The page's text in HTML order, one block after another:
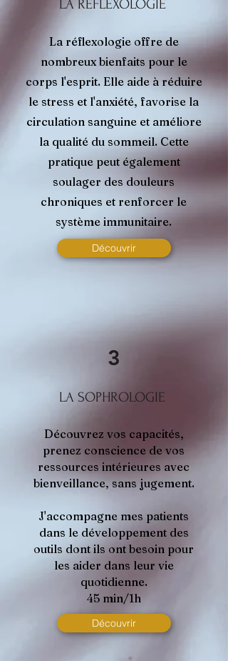
LA RÉFLEXOLOGIE
La réflexologie offre de
nombreux bienfaits pour le
corps l'esprit. Elle aide à réduire
le stress et l'anxiété, favorise la
circulation sanguine et améliore
la qualité du sommeil. Cette
pratique peut également
soulager des douleurs
chroniques et renforcer le
système immunitaire.
Découvrir
3
LA SOPHROLOGIE
Découvrez vos capacités,
prenez conscience de vos
ressources intérieures avec
bienveillance, sans jugement.
J'accompagne mes patients
dans le développement des
outils dont ils ont besoin pour
les aider dans leur vie
quotidienne.
45 min/1h
Découvrir